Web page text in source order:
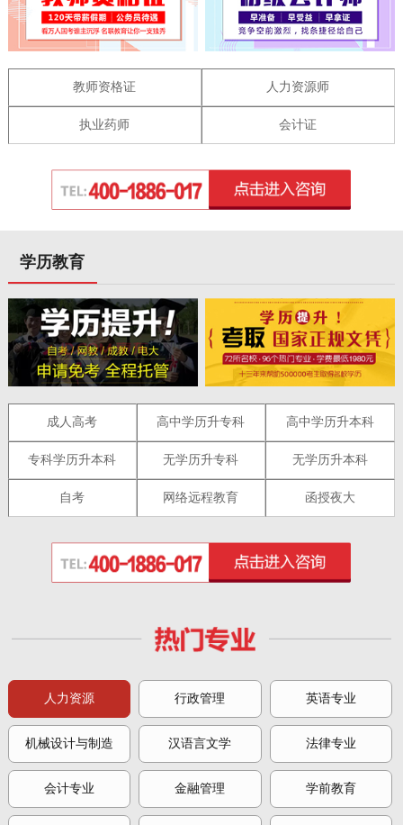
教师资格证 人力资源师
执业药师 会计证
学历教育
成人高考 高中学历升专科 高中学历升本科
专科学历升本科 无学历升专科 无学历升本科
自考 网络远程教育 函授夜大
人力资源 行政管理 英语专业
机械设计与制造 汉语言文学 法律专业
会计专业 金融管理 学前教育